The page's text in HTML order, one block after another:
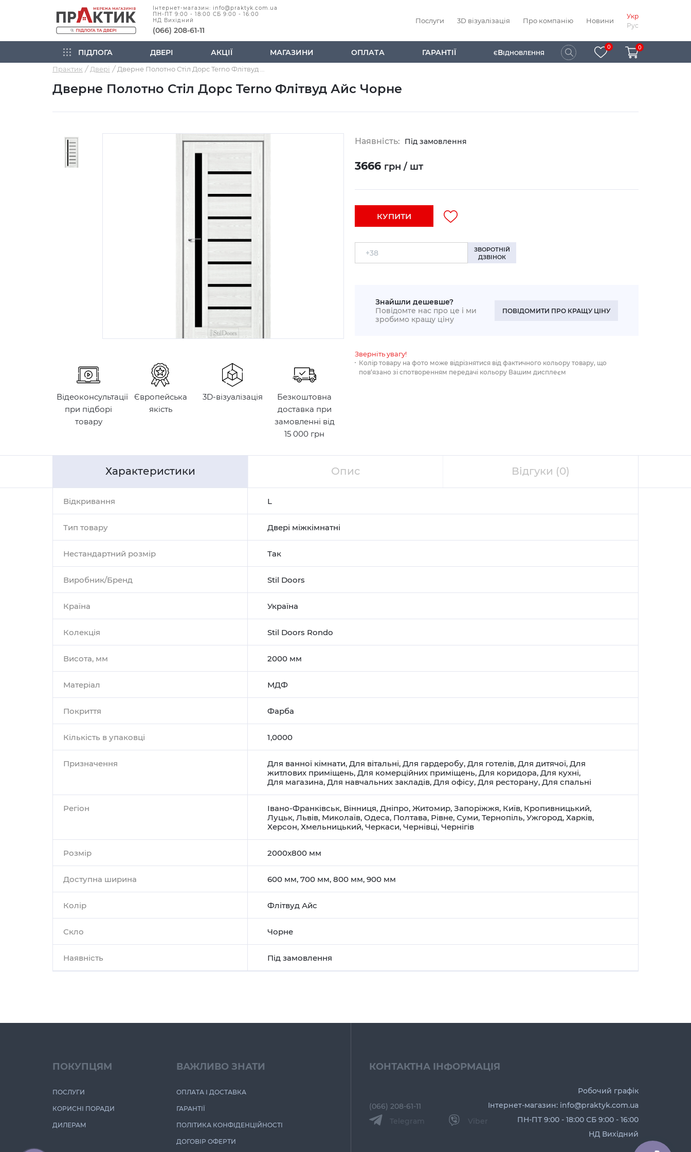
Інтернет-магазин: info@praktyk.com.ua
ПН-ПТ 9:00 - 18:00 СБ 9:00 - 16:00
НД Вихідний
(066) 208-61-11
Послуги 3D візуалізація Про компанію Новини
Укр
Рус
ПІДЛОГА ДВЕРІ АКЦІЇ МАГАЗИНИ ОПЛАТА ГАРАНТІЇ ЄВІДНОВЛЕННЯ
0 0
Практик Двері
Дверне Полотно Стіл Дорс Terno Флітвуд Айс Чорне
Відеоконсультації
при підборі
товару
Європейська
якість
3D-візуалізація
Безкоштовна
доставка при
замовленні від
15 000 грн
Наявність: Під замовлення
3666 грн / шт
КУПИТИ
ЗВОРОТНІЙ
ДЗВІНОК
Знайшли дешевше?
Повідомте нас про це і ми
зробимо кращу ціну
ПОВІДОМИТИ ПРО КРАЩУ ЦІНУ
Зверніть увагу!
Колір товару на фото може відрізнятися від фактичного кольору товару, що
пов‘язано зі спотворенням передачі кольору Вашим дисплеєм
Характеристики Опис Відгуки (0)
Відкривання L
Тип товару Двері міжкімнатні
Нестандартний розмір Так
Виробник/Бренд Stil Doors
Країна Україна
Колекція Stil Doors Rondo
Висота, мм 2000 мм
Матеріал МДФ
Покриття Фарба
Кількість в упаковці 1,0000
Призначення Для ванної кімнати, Для вітальні, Для гардеробу, Для готелів, Для дитячої, Для
житлових приміщень, Для комерційних приміщень, Для коридора, Для кухні,
Для магазина, Для навчальних закладів, Для офісу, Для ресторану, Для спальні
Регіон Івано-Франківськ, Вінниця, Дніпро, Житомир, Запоріжжя, Київ, Кропивницький,
Луцьк, Львів, Миколаїв, Одеса, Полтава, Рівне, Суми, Тернопіль, Ужгород, Харків,
Херсон, Хмельницький, Черкаси, Чернівці, Чернігів
Розмір 2000x800 мм
Доступна ширина 600 мм, 700 мм, 800 мм, 900 мм
Колір Флітвуд Айс
Скло Чорне
Наявність Під замовлення
ПОКУПЦЯМ
ПОСЛУГИ
КОРИСНІ ПОРАДИ
ДИЛЕРАМ
ВАЖЛИВО ЗНАТИ
ОПЛАТА І ДОСТАВКА
ГАРАНТІЇ
ПОЛІТИКА КОНФІДЕНЦІЙНОСТІ
ДОГОВІР ОФЕРТИ
КОНТАКТНА ІНФОРМАЦІЯ
(066) 208-61-11
Telegram
Viber
Робочий графік
Інтернет-магазин: info@praktyk.com.ua
ПН-ПТ 9:00 - 18:00 СБ 9:00 - 16:00
НД Вихідний